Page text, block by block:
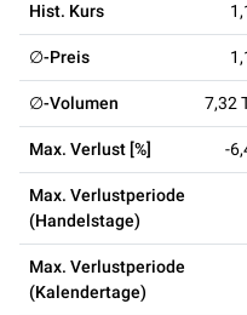
Hist. Kurs
∅-Preis
∅-Volumen 7,32
Max. Verlust [%] -
Max. Verlustperiode
(Handelstage)
Max. Verlustperiode
(Kalendertage)